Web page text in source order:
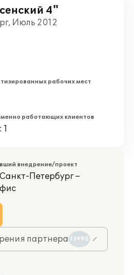
4"
Июль 2012
рабочих мест
работающих клиентов
1
внедрение/проект
Петербург –
партнера 13992